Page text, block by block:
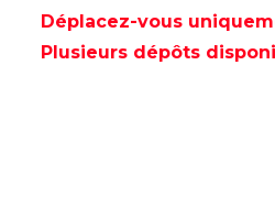
TUYAU
1/4X3/8
Déplacez-vous
Plusieurs dépôts